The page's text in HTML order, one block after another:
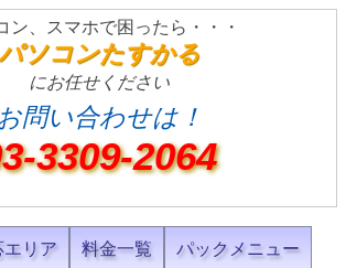
ン、スマホで困ったら・・・
ソコンたすかる
にお任せください
問い合わせは！
3309-2064
エリア 料金一覧 パックメニュー